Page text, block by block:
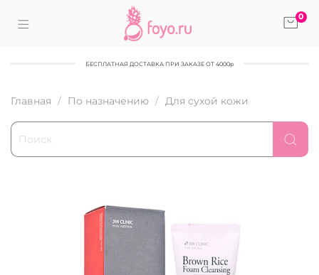
0
БЕСПЛАТНАЯ ДОСТАВКА ПРИ ЗАКАЗЕ ОТ 4000р
Главная По назначению Для сухой кожи